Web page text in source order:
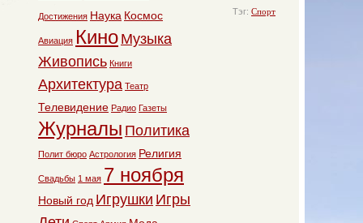
Тэг: Спорт
Достижения Наука Космос
Авиация Кино Музыка
Живопись Книги
Архитектура Театр
Телевидение Радио Газеты
Журналы Политика
Полит бюро Астрология Религия
Свадьбы 1 мая 7 ноября
Новый год Игрушки Игры